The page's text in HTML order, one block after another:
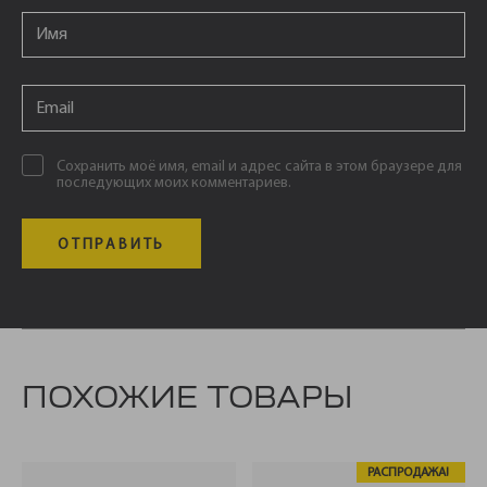
Email*
Email*
Сохранить моё имя, email и адрес сайта в этом браузере для
последующих моих комментариев.
ПОХОЖИЕ ТОВАРЫ
РАСПРОДАЖА!